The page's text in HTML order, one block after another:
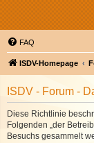
FAQ
ISDV-Homepage
ISDV - Forum -
Diese Richtlinie
Folgenden „der
Besuchs gesammelt